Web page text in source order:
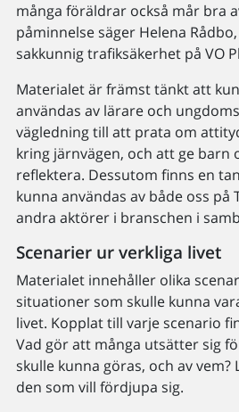
många föräldrar också mår bra
påminnelse säger Helena
sakkunnig trafiksäkerhet på VO
Materialet är främst tänkt att
användas av lärare och
vägledning till att prata om
kring järnvägen, och att ge barn
reflektera. Dessutom finns en
kunna användas av både oss på
andra aktörer i branschen i
Scenarier ur verkliga livet
Materialet innehåller olika
situationer som skulle kunna
livet. Kopplat till varje scenario
Vad gör att många utsätter sig
skulle kunna göras, och av vem?
den som vill fördjupa sig.